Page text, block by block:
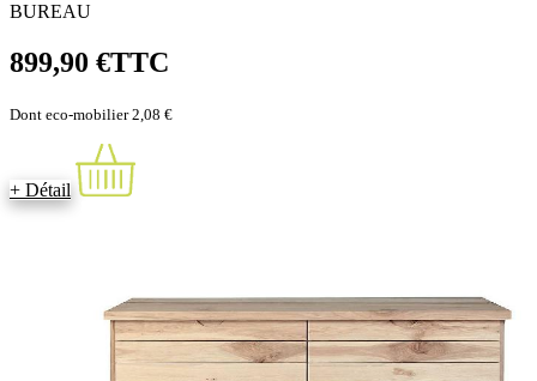
BUREAU
899,90 €TTC
Dont eco-mobilier 2,08 €
+ Détail